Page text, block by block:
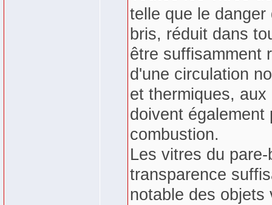
telle que le
bris, réduit dans
être suffisamment
d'une circulation
et thermiques,
doivent
combustion.
Les vitres du
transparence
notable des objets